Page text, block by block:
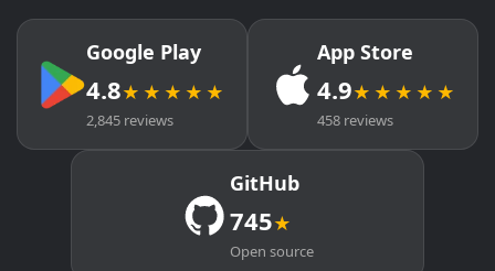
Google Play
4.8★★★★★
2,845 reviews
App Store
4.9★★★★★
458 reviews
GitHub
745★
Open source